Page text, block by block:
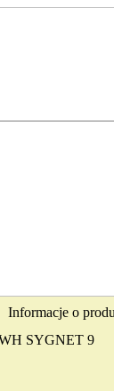
Informacje o
SYGNET 9